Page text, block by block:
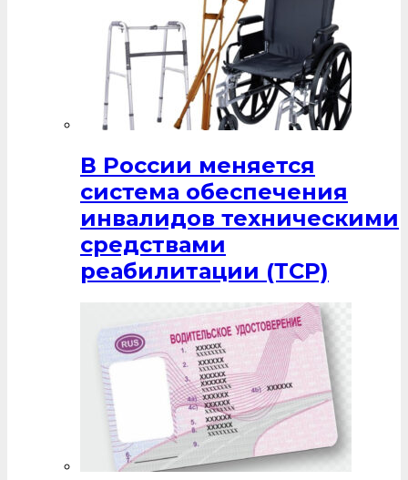
В России меняется
система обеспечения
инвалидов техническими
средствами
реабилитации (ТСР)